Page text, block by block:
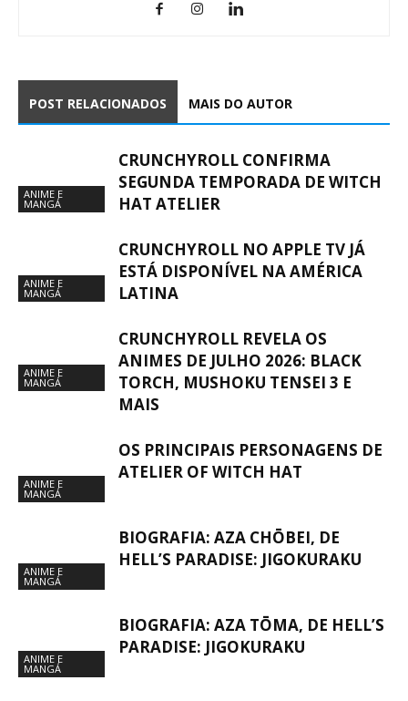
POST RELACIONADOS MAIS DO AUTOR
ANIME E
MANGÁ
CRUNCHYROLL CONFIRMA
SEGUNDA TEMPORADA DE WITCH
HAT ATELIER
ANIME E
MANGÁ
CRUNCHYROLL NO APPLE TV JÁ
ESTÁ DISPONÍVEL NA AMÉRICA
LATINA
ANIME E
MANGÁ
CRUNCHYROLL REVELA OS
ANIMES DE JULHO 2026: BLACK
TORCH, MUSHOKU TENSEI 3 E
MAIS
ANIME E
MANGÁ
OS PRINCIPAIS PERSONAGENS DE
ATELIER OF WITCH HAT
ANIME E
MANGÁ
BIOGRAFIA: AZA CHŌBEI, DE
HELL’S PARADISE: JIGOKURAKU
ANIME E
MANGÁ
BIOGRAFIA: AZA TŌMA, DE HELL’S
PARADISE: JIGOKURAKU